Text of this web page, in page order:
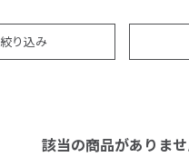
絞り込み
該当の商品がありま